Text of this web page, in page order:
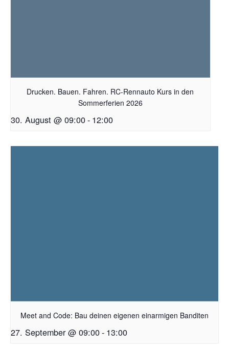
Drucken. Bauen. Fahren. RC-Rennauto Kurs in den
Sommerferien 2026
30. August @ 09:00- 12:00
Meet and Code: Bau deinen eigenen einarmigen Banditen
27. September @ 09:00- 13:00